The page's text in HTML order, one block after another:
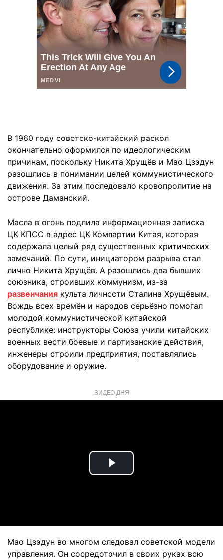
В 1960 году советско-китайский раскол
окончательно оформился по идеологическим
причинам, поскольку Никита Хрущёв и Мао Цзэдун
разошлись в понимании целей коммунистического
движения. За этим последовало кровопролитие на
острове Даманский.
Масла в огонь подлила информационная записка
ЦК КПСС в адрес ЦК Компартии Китая, которая
содержала целый ряд существенных критических
замечаний. По сути, инициатором разрыва стал
лично Никита Хрущёв. А разошлись два бывших
союзника, строивших коммунизм, из-за
развенчания культа личности Сталина Хрущёвым.
Вождь всех времён и народов серьёзно помогал
молодой коммунистической китайской
республике: инструкторы Союза учили китайских
военных вести боевые и партизанские действия,
инженеры строили предприятия, поставлялись
оборудование и оружие.
ВИДЕО ДНЯ
Play
Мао Цзэдун во многом следовал советской модели
управления. Он сосредоточил в своих руках всю